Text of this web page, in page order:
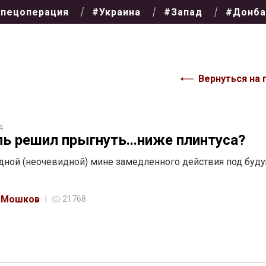
#Украина #Запад
Вернуться на
решил прыгнуть...ниже плинтуса?
(неочевидной) мине замедленного действия под
Мошков
21768